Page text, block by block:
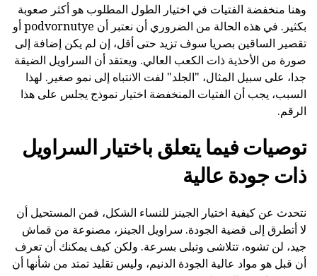
وهنا منخفضة الفتيات في اختيار الطول المطلوب هو أكثر صعوبة
بكثير. في هذه الحالة من الضروري أن نعتبر أن podvornutye أو
تقصير الساقين بصريا سوف تزيد حتى أقل، إن لم يكن إضافة إلى
صورة من الأحذية ذات الكعب العالي. ويعتقد أن السراويل الضيقة
جدا، على سبيل المثال، "الجلد" لفت الانتباه إلى نمو صغير. لهذا
السبب، يجب أن الفتيات المنخفضة اختيار نموذج يجلس على هذا
الرقم.
توصيات فيما يتعلق باختيار السراويل
ذات جودة عالية
نتحدث عن كيفية اختيار الجينز للنساء الشكل، فمن المستحيل أن
لا أتطرق إلى قضية الجودة. سراويل الجينز، مصنوعة من قماش
جيد، لن تشوه، تتلاشى وتبلى بسرعة. ولكن كيف يمكنك أن تعرف
أن قبل هو مواد عالية الجودة الدنيم، وليس تقليد تمتد من شأنها أن